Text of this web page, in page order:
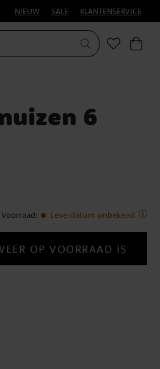
NIEUW SALE KLANTENSERVICE
6
Voorraad: Leverdatum onbekend
OP VOORRAAD IS